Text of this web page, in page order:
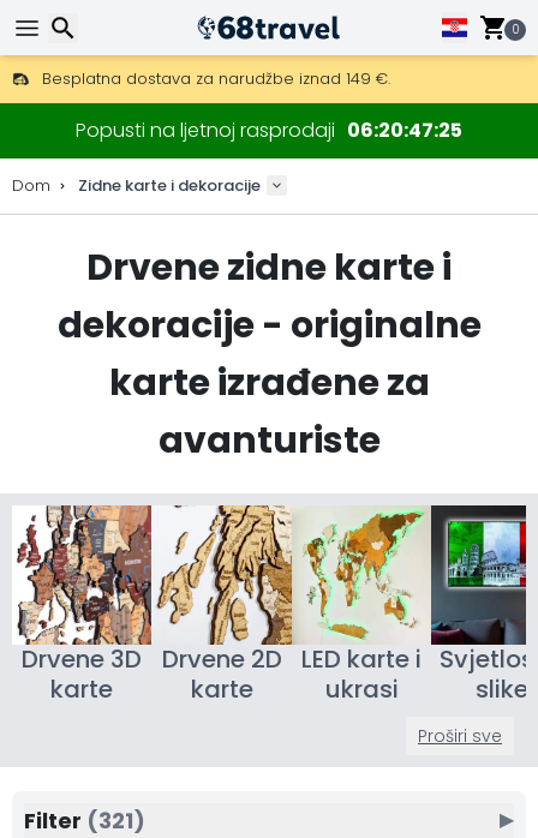
0
Besplatna dostava za narudžbe iznad 149 €.
Mogućnost slanja DHL Expressom (dostava unutar 24 sata)
30 dana za povrat, 90 dana za drvene karte i dekoracije.
Originalni proizvođač karata i dekoracija.
Popusti na ljetnoj rasprodaji 06 20 47 23
Dom Zidne karte i dekoracije
Drvene zidne karte i
dekoracije - originalne
karte izrađene za
avanturiste
Drvene 3D
karte
Drvene 2D
karte
LED karte i
ukrasi
slike
Proširi sve
Filter (321) ▶
Traži
Traži